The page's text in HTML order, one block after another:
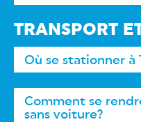
TRANSPORT
Où se stationner à
Comment se
sans voiture?